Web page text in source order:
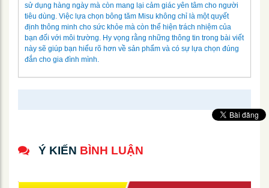
sử dụng hàng ngày mà còn mang lại cảm giác yên tâm cho người
tiêu dùng. Việc lựa chọn bông tăm Misu không chỉ là một quyết
định thông minh cho sức khỏe mà còn thể hiện trách nhiệm của
bạn đối với môi trường. Hy vọng rằng những thông tin trong bài viết
này sẽ giúp bạn hiểu rõ hơn về sản phẩm và có sự lựa chọn đúng
đắn cho gia đình mình.
Ý KIẾN BÌNH LUẬN